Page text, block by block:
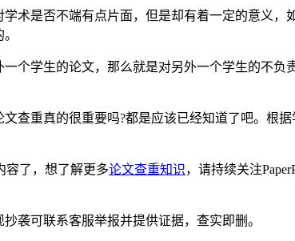
术是否不端有点片面，但是却有着一定的意义，
个学生的论文，那么就是对另外一个学生的不
查重真的很重要吗?都是应该已经知道了吧。根
容了，想了解更多论文查重知识，请持续关注
袭可联系客服举报并提供证据，查实即删。